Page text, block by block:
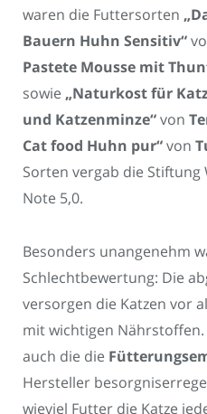
waren die Futtersorten
Bauern Huhn Sensitiv“
Pastete Mousse mit
sowie „Naturkost für
und Katzenminze“von
Cat food Huhn pur“von
Sorten vergab die
Note 5,0.
Besonders unangenehm
Schlechtbewertung: Die
versorgen die Katzen vor
mit wichtigen
auch die die
Hersteller
wieviel Futter die Katze